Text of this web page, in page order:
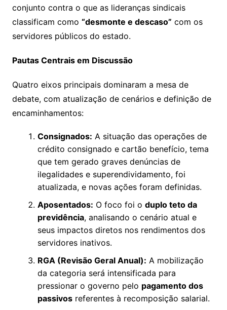
conjunto contra o que as lideranças sindicais
classificam como “desmonte e descaso” com os
servidores públicos do estado.
Pautas Centrais em Discussão
Quatro eixos principais dominaram a mesa de
debate, com atualização de cenários e definição de
encaminhamentos:
Consignados: A situação das operações de
crédito consignado e cartão benefício, tema
que tem gerado graves denúncias de
ilegalidades e superendividamento, foi
atualizada, e novas ações foram definidas.
Aposentados: O foco foi o duplo teto da
previdência, analisando o cenário atual e
seus impactos diretos nos rendimentos dos
servidores inativos.
RGA (Revisão Geral Anual): A mobilização
da categoria será intensificada para
pressionar o governo pelo pagamento dos
passivosreferentes à recomposição salarial.